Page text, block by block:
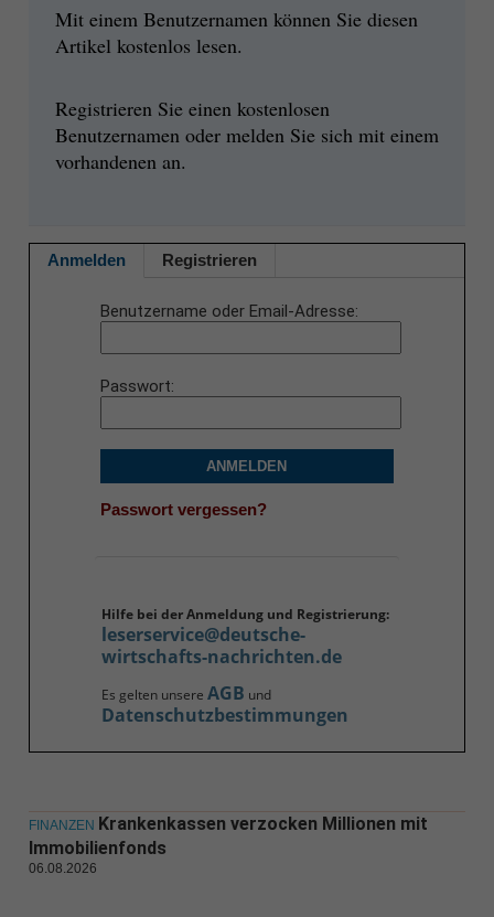
Mit einem Benutzernamen können Sie diesen
Artikel kostenlos lesen.
Registrieren Sie einen kostenlosen
Benutzernamen oder melden Sie sich mit einem
vorhandenen an.
Anmelden Registrieren
Benutzername oder Email-Adresse
Passwort
ANMELDEN
Passwort vergessen?
Hilfe bei der Anmeldung und Registrierung:
leserservice@deutsche-
wirtschafts-nachrichten.de
Es gelten unsere AGB und
Datenschutzbestimmungen
FINANZEN Krankenkassen verzocken Millionen mit
Immobilienfonds
06.08.2026